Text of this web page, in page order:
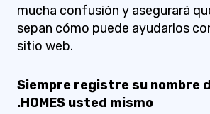
mucha confusión y asegurará
sepan cómo puede ayudarlos
sitio web.
Siempre registre su nombre
.HOMES usted mismo